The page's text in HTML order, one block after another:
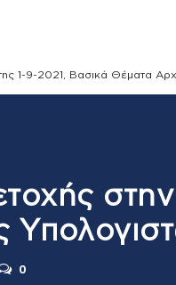
1-9-2021, Βασικά Θέματα
0